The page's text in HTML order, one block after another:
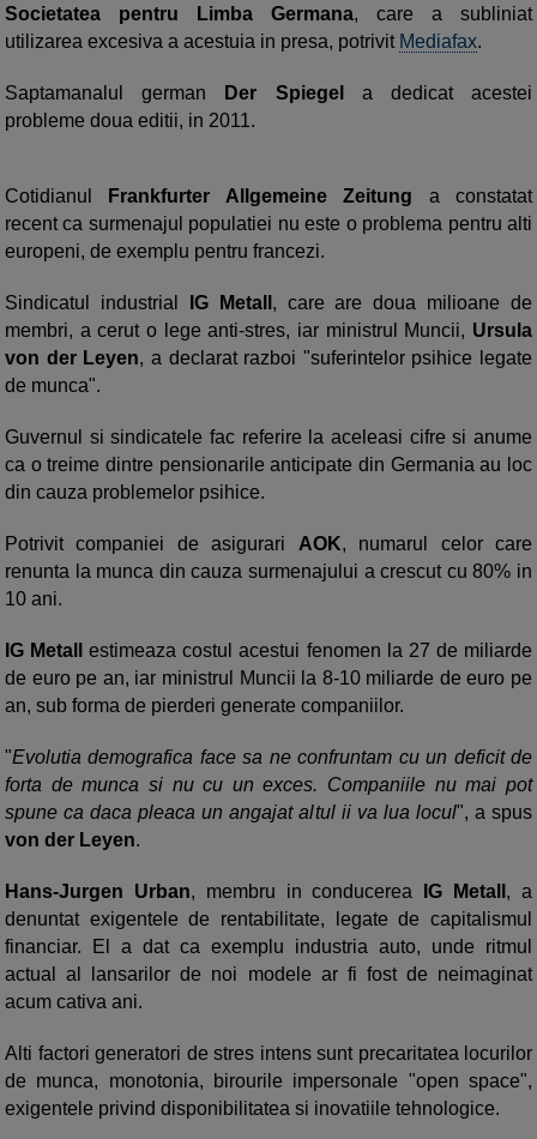
Societatea pentru Limba Germana, care a subliniat
utilizarea excesiva a acestuia in presa, potrivit Mediafax.
Saptamanalul german Der Spiegel
a dedicat acestei
probleme doua editii, in 2011.
Cotidianul Frankfurter Allgemeine Zeitung a constatat
recent ca surmenajul populatiei nu este o problema pentru alti
europeni, de exemplu pentru francezi.
Sindicatul industrial IG Metall , care are doua milioane de
membri, a cerut o lege anti-stres, iar ministrul Muncii, Ursula
von der Leyen, a declarat razboi "suferintelor psihice legate
de munca".
Guvernul si sindicatele fac referire la aceleasi cifre si anume
ca o treime dintre pensionarile anticipate din Germania au loc
din cauza problemelor psihice.
Potrivit companiei de asigurari AOK, numarul celor care
renunta la munca din cauza surmenajului a crescut cu 80% in
10 ani.
IG Metallestimeaza costul acestui fenomen la 27 de miliarde
de euro pe an, iar ministrul Muncii la 8-10 miliarde de euro pe
an, sub forma de pierderi generate companiilor.
"Evolutia demografica face sa ne confruntam cu un deficit de
forta de munca si nu cu un exces. Companiile nu mai pot
spune ca daca pleaca un angajat altul ii va lua locul", a spus
von der Leyen.
Hans-Jurgen Urban, membru in conducerea IG Metall , a
denuntat exigentele de rentabilitate, legate de capitalismul
financiar. El a dat ca exemplu industria auto, unde ritmul
actual al lansarilor de noi modele ar fi fost de neimaginat
acum cativa ani.
Alti factori generatori de stres intens sunt precaritatea locurilor
de munca, monotonia, birourile impersonale "open space",
exigentele privind disponibilitatea si inovatiile tehnologice.